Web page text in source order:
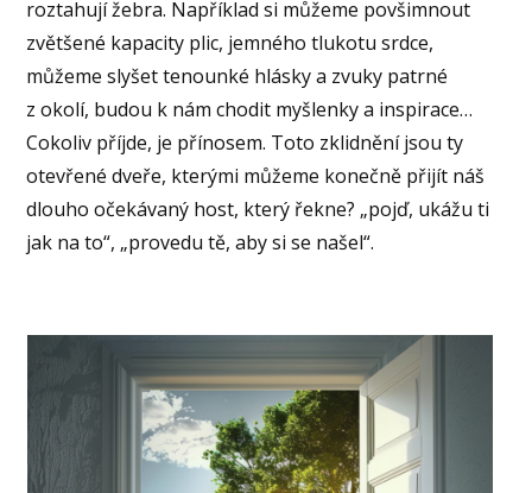
roztahují žebra. Například si můžeme povšimnout
zvětšené kapacity plic, jemného tlukotu srdce,
můžeme slyšet tenounké hlásky a zvuky patrné
z okolí, budou k nám chodit myšlenky a inspirace…
Cokoliv příjde, je přínosem. Toto zklidnění jsou ty
otevřené dveře, kterými můžeme konečně přijít náš
dlouho očekávaný host, který řekne? „pojď, ukážu ti
jak na to“, „provedu tě, aby si se našel“.